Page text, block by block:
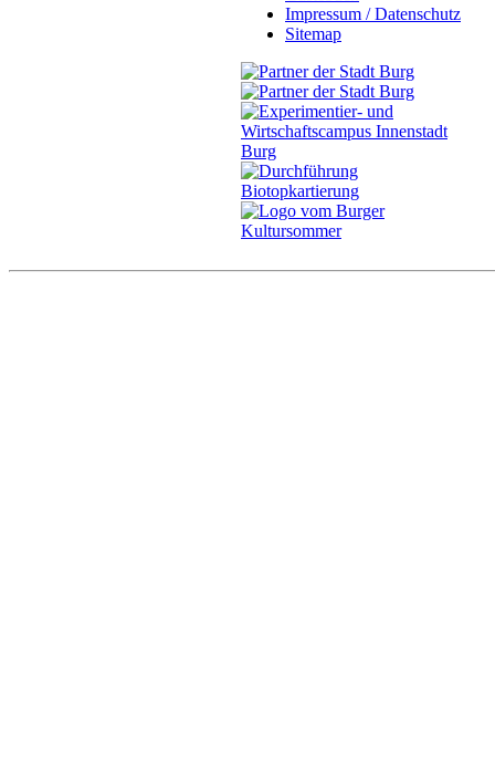
Impressum / Datenschutz
Sitemap